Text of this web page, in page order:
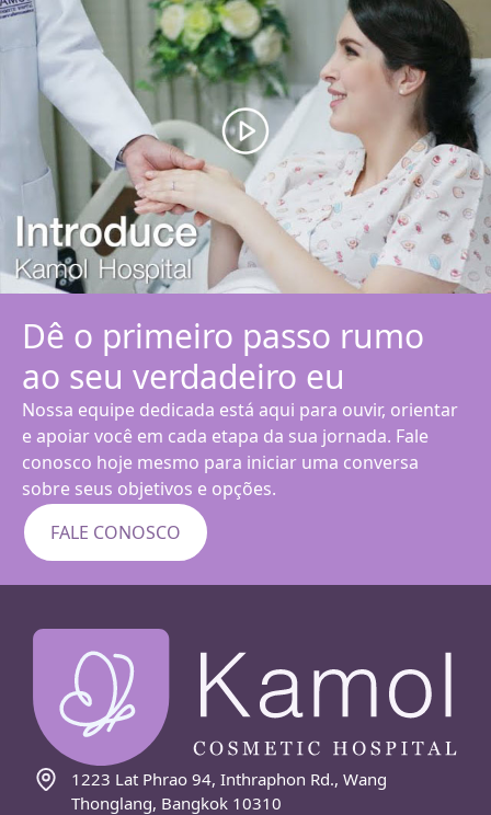
Dê o primeiro passo rumo
ao seu verdadeiro eu
Nossa equipe dedicada está aqui para ouvir, orientar
e apoiar você em cada etapa da sua jornada. Fale
conosco hoje mesmo para iniciar uma conversa
sobre seus objetivos e opções.
FALE CONOSCO
1223 Lat Phrao 94, Inthraphon Rd., Wang
Thonglang, Bangkok 10310